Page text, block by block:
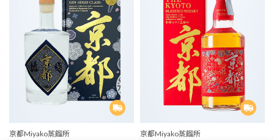
京都Miyako蒸餾所 京都Miyako蒸餾所